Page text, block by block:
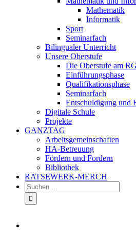
Mathematik
Informatik
Sport
Seminarfach
Bilingualer Unterricht
Unsere Oberstufe
Die Oberstufe am
Einführungsphase
Qualifikationsphase
Seminarfach
Entschuldigung und
Digitale Schule
Projekte
GANZTAG
Arbeitsgemeinschaften
HA-Betreuung
Fördern und Fordern
Bibliothek
RATSEWERK-MERCH